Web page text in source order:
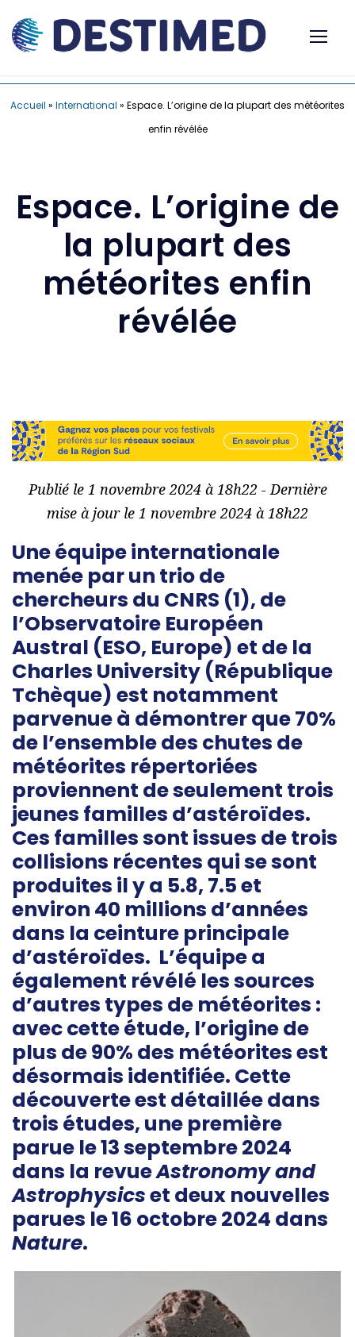
Accueil » International » Espace. L’origine de la plupart des météorites
enfin révélée
Espace. L’origine de
la plupart des
météorites enfin
révélée
Publié le 1 novembre 2024 à 18h22 - Dernière
mise à jour le 1 novembre 2024 à 18h22
Une équipe internationale
menée par un trio de
chercheurs du CNRS (1), de
l’Observatoire Européen
Austral (ESO, Europe) et de la
Charles University (République
Tchèque) est notamment
parvenue à démontrer que 70%
de l’ensemble des chutes de
météorites répertoriées
proviennent de seulement trois
jeunes familles d’astéroïdes.
Ces familles sont issues de trois
collisions récentes qui se sont
produites il y a 5.8, 7.5 et
environ 40 millions d’années
dans la ceinture principale
d’astéroïdes. L’équipe a
également révélé les sources
d’autres types de météorites :
avec cette étude, l’origine de
plus de 90% des météorites est
désormais identifiée. Cette
découverte est détaillée dans
trois études, une première
parue le 13 septembre 2024
dans la revueAstronomy and
Astrophysicset deux nouvelles
parues le 16 octobre 2024 dans
Nature.